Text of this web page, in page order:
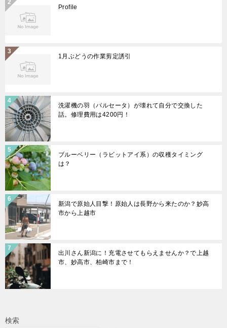
Profile
1月ぶどうの作業剪定誘引
洗濯機の羽（パルセータ）が壊れて自分で交換した
話。修理費用は4200円！
ブルーベリー（ラビットアイ系）の収穫タイミング
は？
新潟で原始人目撃！原始人は長野から来たのか？妙高
市から上越市
出川さん新潟に！充電させてもらえませんか？で上越
市、妙高市、柏崎市まで！
検索